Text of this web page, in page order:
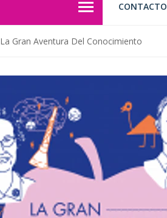
CONTACTO
La Gran Aventura Del Conocimiento